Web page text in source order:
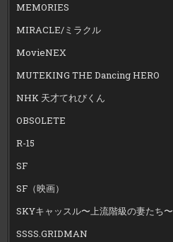
MEMORIES
MIRACLE/ミラクル
MovieNEX
MUTEKING THE Dancing HERO
NHK 天才てれびくん
OBSOLETE
R-15
SF
SF（映画）
SKYキャッスル〜上流階級の妻たち〜
SSSS.GRIDMAN